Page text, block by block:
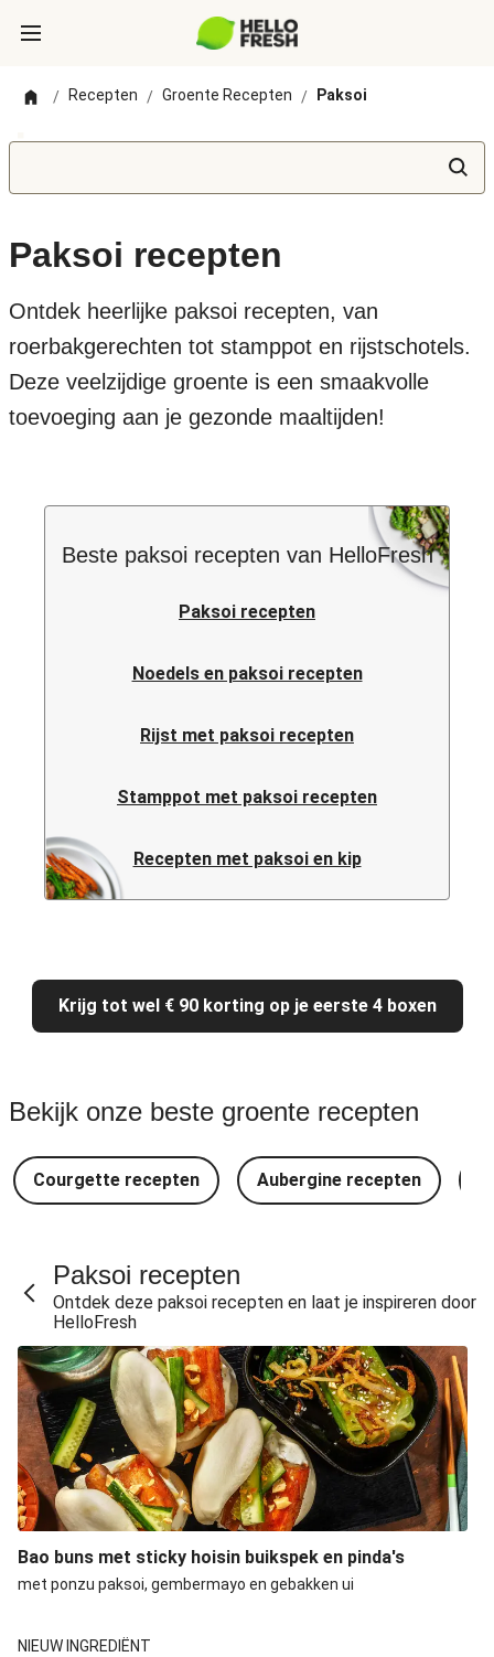
/ Recepten / Groente Recepten / Paksoi
Paksoi recepten
Ontdek heerlijke paksoi recepten, van
roerbakgerechten tot stamppot en rijstschotels.
Deze veelzijdige groente is een smaakvolle
toevoeging aan je gezonde maaltijden!
Beste paksoi recepten van HelloFresh
Paksoi recepten
Noedels en paksoi recepten
Rijst met paksoi recepten
Stamppot met paksoi recepten
Recepten met paksoi en kip
Krijg tot wel € 90 korting op je eerste 4 boxen
Bekijk onze beste groente recepten
Courgette recepten Aubergine recepten
Paksoi recepten
Ontdek deze paksoi recepten en laat je inspireren door
HelloFresh
Bao buns met sticky hoisin buikspek en pinda's
met ponzu paksoi, gembermayo en gebakken ui
NIEUW INGREDIËNT